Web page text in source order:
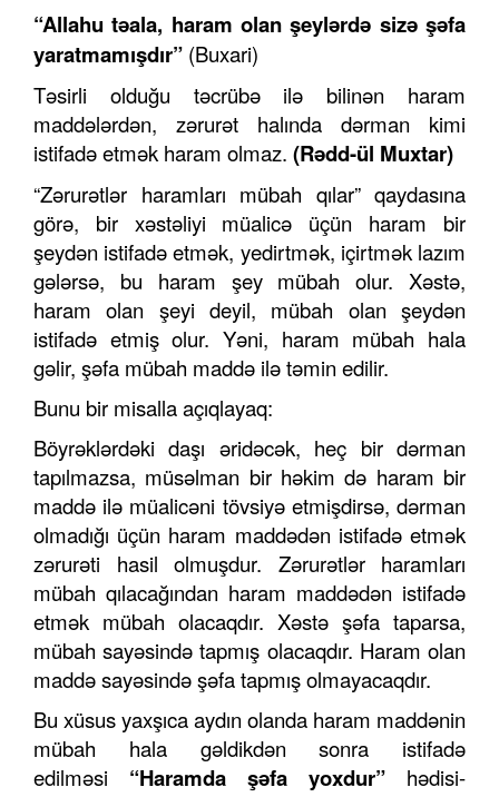
“Allahu təala, haram olan şeylərdə sizə şəfa
yaratmamışdır” (Buxari)
Təsirli olduğu təcrübə ilə bilinən haram
maddələrdən, zərurət halında dərman kimi
istifadə etmək haram olmaz. (Rədd-ül Muxtar)
“Zərurətlər haramları mübah qılar” qaydasına
görə, bir xəstəliyi müalicə üçün haram bir
şeydən istifadə etmək, yedirtmək, içirtmək lazım
gələrsə, bu haram şey mübah olur. Xəstə,
haram olan şeyi deyil, mübah olan şeydən
istifadə etmiş olur. Yəni, haram mübah hala
gəlir, şəfa mübah maddə ilə təmin edilir.
Bunu bir misalla açıqlayaq:
Böyrəklərdəki daşı əridəcək, heç bir dərman
tapılmazsa, müsəlman bir həkim də haram bir
maddə ilə müalicəni tövsiyə etmişdirsə, dərman
olmadığı üçün haram maddədən istifadə etmək
zərurəti hasil olmuşdur. Zərurətlər haramları
mübah qılacağından haram maddədən istifadə
etmək mübah olacaqdır. Xəstə şəfa taparsa,
mübah sayəsində tapmış olacaqdır. Haram olan
maddə sayəsində şəfa tapmış olmayacaqdır.
Bu xüsus yaxşıca aydın olanda haram maddənin
mübah hala gəldikdən sonra istifadə
edilməsi “Haramda şəfa yoxdur” hədisi-